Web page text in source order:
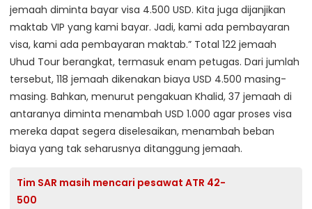
jemaah diminta bayar visa 4.500 USD. Kita juga dijanjikan
maktab VIP yang kami bayar. Jadi, kami ada pembayaran
visa, kami ada pembayaran maktab.” Total 122 jemaah
Uhud Tour berangkat, termasuk enam petugas. Dari jumlah
tersebut, 118 jemaah dikenakan biaya USD 4.500 masing-
masing. Bahkan, menurut pengakuan Khalid, 37 jemaah di
antaranya diminta menambah USD 1.000 agar proses visa
mereka dapat segera diselesaikan, menambah beban
biaya yang tak seharusnya ditanggung jemaah.
Tim SAR masih mencari pesawat ATR 42-
500